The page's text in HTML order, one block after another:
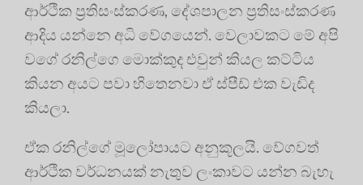
ආර්ථික ප්‍රතිසංස්කරණ, දේශපාලන ප්‍රතිසංස්කරණ
ආදිය යන්නෙ අධි වේගයෙන්. වෙලාවකට මේ අපි
වගේ රනිල්ගෙ මොක්කුද එවුන් කියල කට්ටිය
කියන අයට පවා හිතෙනවා ඒ ස්පීඩ් එක වැඩිද
කියලා.
ඒක රනිල්ගේ මූලෝපායට අනුකූලයි. වේගවත්
ආර්ථික වර්ධනයක් නැතුව ලංකාවට යන්න බැහැ